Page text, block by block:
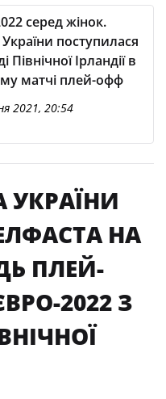
серед жінок.
поступилася
Північної Ірландії в
матчі плей-офф
2021, 20:54
УКРАЇНИ
НА
ПЛЕЙ-
2022 З